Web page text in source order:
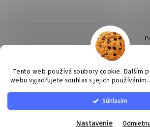
Tento web používá soubory cookie. Dalším
webu vyjadřujete souhlas s jejich
Súhlasím
Nastavenie
Surtep. Všetky práva